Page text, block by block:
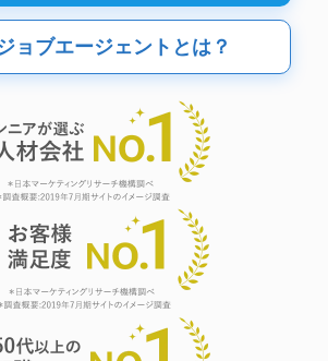
ョブエージェントとは？